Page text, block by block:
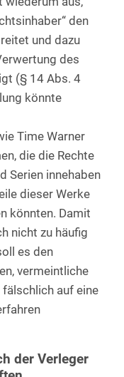
den
und dazu
des
(§ 14 Abs. 4
könnte
Time Warner
die die Rechte
Serien innehaben
dieser Werke
könnten. Damit
nicht zu häufig
es den
vermeintliche
fälschlich auf eine
der Verleger